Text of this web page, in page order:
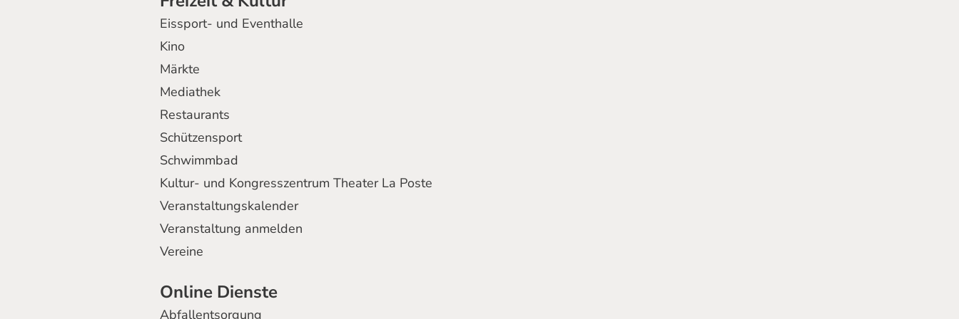
Eissport- und Eventhalle
Kino
Märkte
Mediathek
Restaurants
Schützensport
Schwimmbad
Kultur- und Kongresszentrum Theater La Poste
Veranstaltungskalender
Veranstaltung anmelden
Vereine
Online Dienste
Abfallentsorgung